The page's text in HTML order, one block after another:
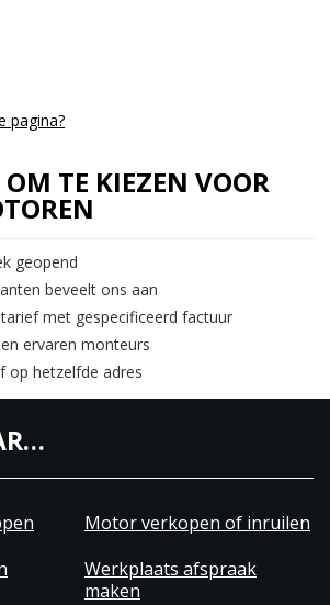
en te houden.
pagina?
TE KIEZEN VOOR
geopend
beveelt ons aan
met gespecificeerd factuur
ervaren monteurs
op hetzelfde adres
Motor verkopen of inruilen
Werkplaats afspraak
maken